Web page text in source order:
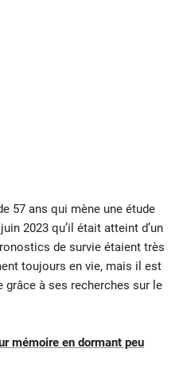
57 ans qui mène une étude
2023 qu’il était atteint d’un
de survie étaient très
toujours en vie, mais il est
à ses recherches sur le
mémoire en dormant peu